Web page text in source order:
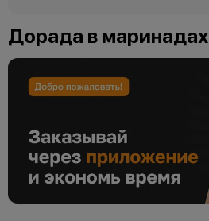
Дорада в маринадах